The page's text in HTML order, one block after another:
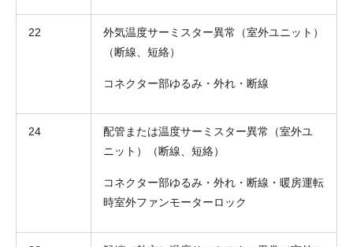
22
外気温度サーミスター異常（室外ユニット）
（断線、短絡）
コネクター部ゆるみ・外れ・断線
24
配管または温度サーミスター異常（室外ユ
ニット）（断線、短絡）
コネクター部ゆるみ・外れ・断線・暖房運転
時室外ファンモーターロック